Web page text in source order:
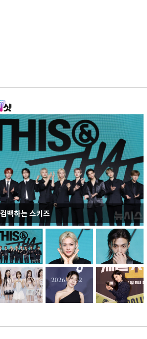
컴백하는 스키즈
입추 하루 앞둔 전남광주… 열화상 카메라에 담긴
폭염